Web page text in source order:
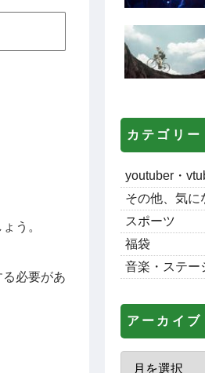
う。
必要があ
カテゴリー
youtuber・
その他、気に
スポーツ
福袋
音楽・ステー
アーカイブ